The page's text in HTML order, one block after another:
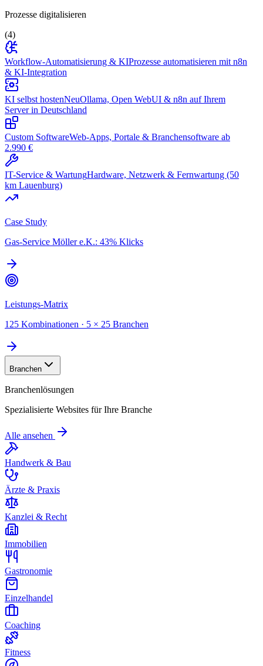
Prozesse digitalisieren
(4)
Workflow-Automatisierung & KIProzesse automatisieren mit n8n
& KI-Integration
KI selbst hostenNeuOllama, Open WebUI & n8n auf Ihrem
Server in Deutschland
Custom SoftwareWeb-Apps, Portale & Branchensoftware ab
2.990 €
IT-Service & WartungHardware, Netzwerk & Fernwartung (50
km Lauenburg)
Case Study
Gas-Service Möller e.K.: 43% Klicks
Leistungs-Matrix
125 Kombinationen · 5 × 25 Branchen
Branchen
Branchenlösungen
Spezialisierte Websites für Ihre Branche
Alle ansehen
Handwerk & Bau
Ärzte & Praxis
Kanzlei & Recht
Immobilien
Gastronomie
Einzelhandel
Coaching
Fitness